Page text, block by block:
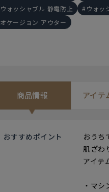
M
ウォッシャブル 静電防止
ウォッ
オケージョン アウター
商品情報 アイテ
おすすめポイント
おうち
肌ざわ
アイテ
・マ